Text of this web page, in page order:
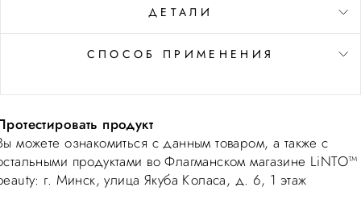
ДЕТАЛИ
СПОСОБ ПРИМЕНЕНИЯ
продукт
можете ознакомиться с данным товаром, а также с
продуктами во Флагманском магазине LiNTO™
г. Минск, улица Якуба Коласа, д. 6, 1 этаж